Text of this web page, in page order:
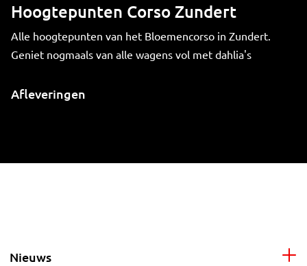
Hoogtepunten Corso Zundert
Alle hoogtepunten van het Bloemencorso in Zundert.
Geniet nogmaals van alle wagens vol met dahlia's
Afleveringen
Nieuws